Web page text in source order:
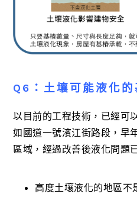
Q6：土壤可能液化
以目前的工程技術，已經可
如國道一號濱江街路段，早
區域，經過改善後液化問題
高度土壤液化的地區不